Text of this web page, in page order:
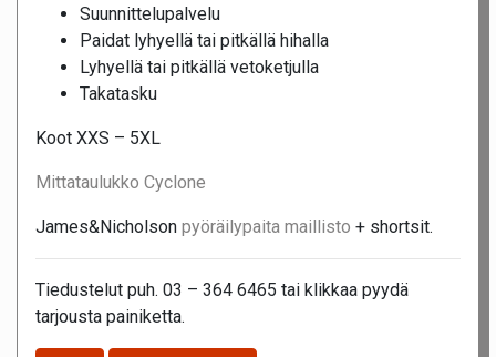
Suunnittelupalvelu
Paidat lyhyellä tai pitkällä hihalla
Lyhyellä tai pitkällä vetoketjulla
Takatasku
Koot XXS – 5XL
Mittataulukko Cyclone
James&Nicholson pyöräilypaita maillisto + shortsit.
Tiedustelut puh. 03 – 364 6465 tai klikkaa pyydä
tarjousta painiketta.